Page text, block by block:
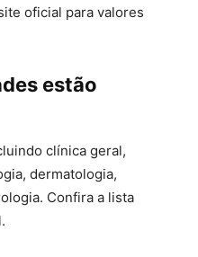
oficial para valores
estão
clínica geral,
dermatologia,
Confira a lista